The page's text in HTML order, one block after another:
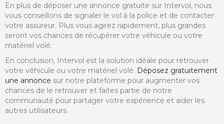
En plus de déposer une annonce gratuite sur Intervol, nous
vous conseillons de signaler le vol à la police et de contacter
votre assureur. Plus vous agirez rapidement, plus grandes
seront vos chances de récupérer votre véhicule ou votre
matériel volé.
En conclusion, Intervol est la solution idéale pour retrouver
votre véhicule ou votre matériel volé. Déposez gratuitement
une annonce sur notre plateforme pour augmenter vos
chances de le retrouver et faites partie de notre
communauté pour partager votre expérience et aider les
autres utilisateurs.